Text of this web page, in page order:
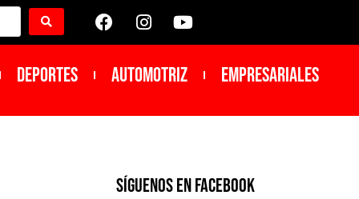
DEPORTES Automotriz Empresariales
SíGUENOS EN FACEBOOK